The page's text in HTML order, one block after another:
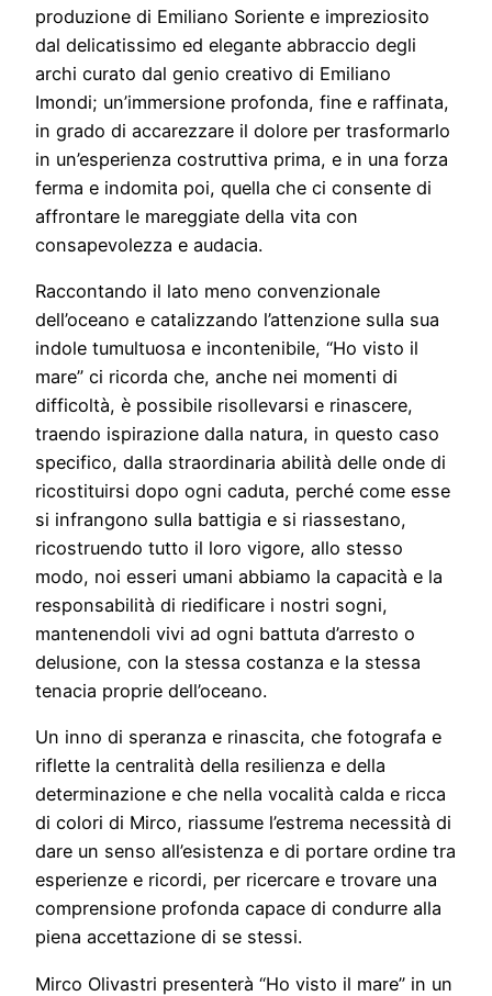
produzione di Emiliano Soriente e impreziosito
dal delicatissimo ed elegante abbraccio degli
archi curato dal genio creativo di Emiliano
Imondi; un’immersione profonda, fine e raffinata,
in grado di accarezzare il dolore per trasformarlo
in un’esperienza costruttiva prima, e in una forza
ferma e indomita poi, quella che ci consente di
affrontare le mareggiate della vita con
consapevolezza e audacia.
Raccontando il lato meno convenzionale
dell’oceano e catalizzando l’attenzione sulla sua
indole tumultuosa e incontenibile, “Ho visto il
mare” ci ricorda che, anche nei momenti di
difficoltà, è possibile risollevarsi e rinascere,
traendo ispirazione dalla natura, in questo caso
specifico, dalla straordinaria abilità delle onde di
ricostituirsi dopo ogni caduta, perché come esse
si infrangono sulla battigia e si riassestano,
ricostruendo tutto il loro vigore, allo stesso
modo, noi esseri umani abbiamo la capacità e la
responsabilità di riedificare i nostri sogni,
mantenendoli vivi ad ogni battuta d’arresto o
delusione, con la stessa costanza e la stessa
tenacia proprie dell’oceano.
Un inno di speranza e rinascita, che fotografa e
riflette la centralità della resilienza e della
determinazione e che nella vocalità calda e ricca
di colori di Mirco, riassume l’estrema necessità di
dare un senso all’esistenza e di portare ordine tra
esperienze e ricordi, per ricercare e trovare una
comprensione profonda capace di condurre alla
piena accettazione di se stessi.
Mirco Olivastri presenterà “Ho visto il mare” in un